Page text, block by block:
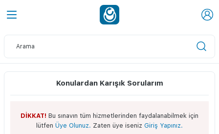
Konulardan Karışık Sorularım
DİKKAT! Bu sınavın tüm hizmetlerinden faydalanabilmek için
lütfen Üye Olunuz. Zaten üye iseniz Giriş Yapınız.